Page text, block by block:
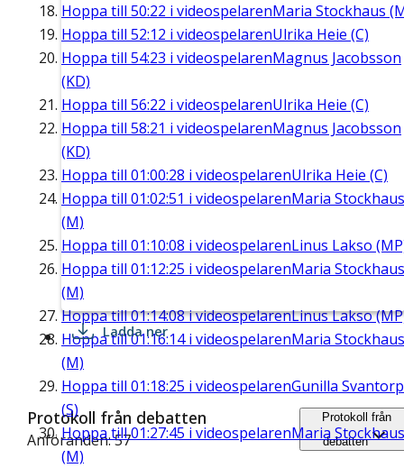
Hoppa till 50:22 i videospelarenMaria Stockhaus
Hoppa till 52:12 i videospelarenUlrika Heie (C)
Hoppa till 54:23 i videospelarenMagnus Jacobsson
(KD)
Hoppa till 56:22 i videospelarenUlrika Heie (C)
Hoppa till 58:21 i videospelarenMagnus Jacobsson
(KD)
Hoppa till 01:00:28 i videospelarenUlrika Heie (C)
Hoppa till 01:02:51 i videospelarenMaria Stockhaus
(M)
Hoppa till 01:10:08 i videospelarenLinus Lakso
Hoppa till 01:12:25 i videospelarenMaria Stockhaus
(M)
Hoppa till01:14:08i videospelarenLinus Lakso
Hoppa till01:16:14i videospelarenMaria Stockhaus
(M)
Hoppa till 01:18:25 i videospelarenGunilla Svantorp
(S)
Hoppa till01:27:45 i videospelarenMaria Stockhaus
(M)
Ladda ner
Protokoll från debatten
Anföranden: 57
Protokoll från
debatten